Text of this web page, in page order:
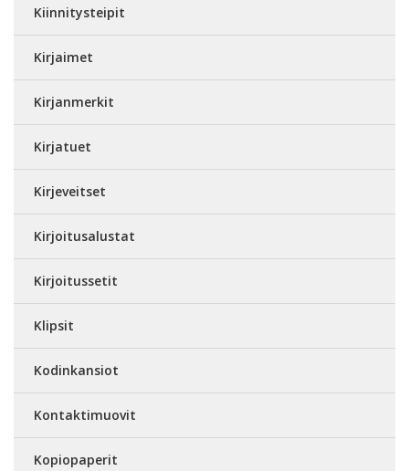
Kiinnitysteipit
Kirjaimet
Kirjanmerkit
Kirjatuet
Kirjeveitset
Kirjoitusalustat
Kirjoitussetit
Klipsit
Kodinkansiot
Kontaktimuovit
Kopiopaperit